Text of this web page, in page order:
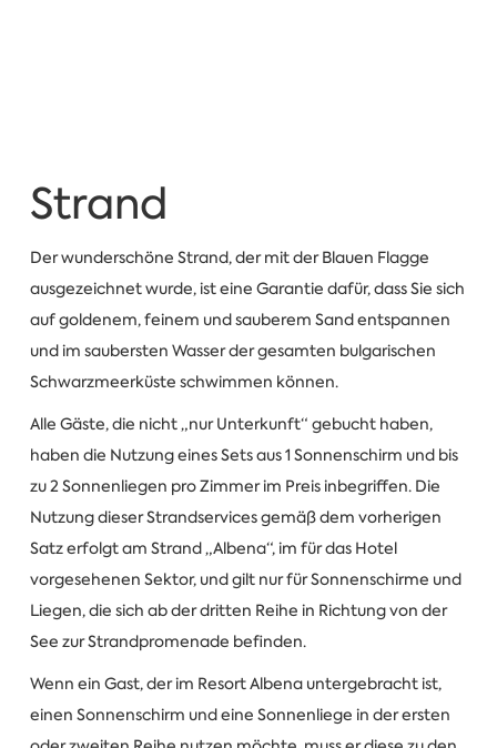
Strand
Der wunderschöne Strand, der mit der Blauen Flagge
ausgezeichnet wurde, ist eine Garantie dafür, dass Sie sich
auf goldenem, feinem und sauberem Sand entspannen
und im saubersten Wasser der gesamten bulgarischen
Schwarzmeerküste schwimmen können.
Alle Gäste, die nicht „nur Unterkunft“ gebucht haben,
haben die Nutzung eines Sets aus 1 Sonnenschirm und bis
zu 2 Sonnenliegen pro Zimmer im Preis inbegriffen. Die
Nutzung dieser Strandservices gemäß dem vorherigen
Satz erfolgt am Strand „Albena“, im für das Hotel
vorgesehenen Sektor, und gilt nur für Sonnenschirme und
Liegen, die sich ab der dritten Reihe in Richtung von der
See zur Strandpromenade befinden.
Wenn ein Gast, der im Resort Albena untergebracht ist,
einen Sonnenschirm und eine Sonnenliege in der ersten